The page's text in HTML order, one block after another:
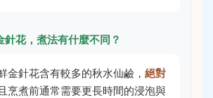
針花，煮法有什麼不同？
金針花含有較多的秋水仙鹼， 絕對
烹煮前通常需要更長時間的浸泡與